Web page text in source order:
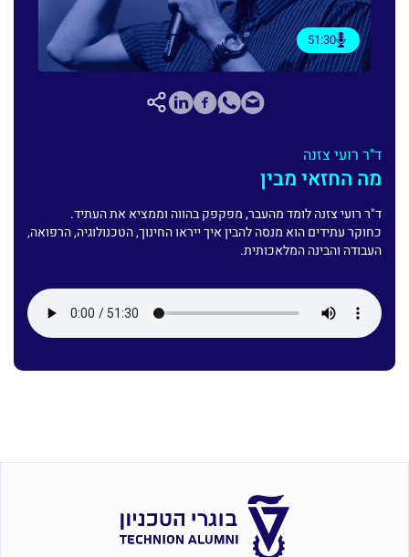
51:30
ד"ר רועי צזנה
מה החזאי מבין
ד"ר רועי צזנה לומד מהעבר, מפקפק בהווה וממציא את העתיד.
כחוקר עתידים הוא מנסה להבין איך ייראו החינוך, הטכנולוגיה, הרפואה,
העבודה והבינה המלאכותית.